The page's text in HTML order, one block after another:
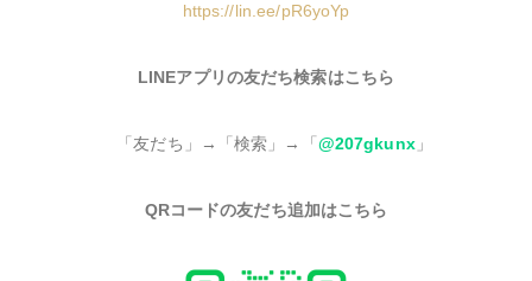
https://lin.ee/pR6yoYp
LINEアプリの友だち検索はこちら
「友だち」→「検索」→「 @207gkunx」
QRコードの友だち追加はこちら